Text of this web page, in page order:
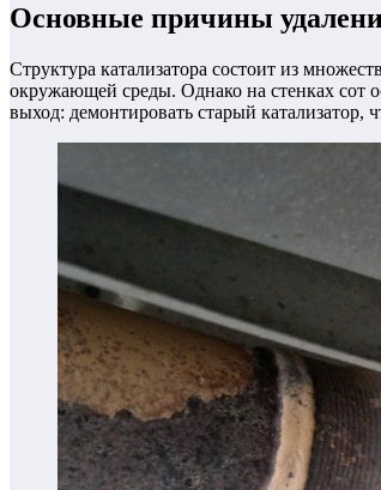
Основные причины
Структура катализатора состоит из
окружающей среды. Однако на стенках сот
выход: демонтировать старый